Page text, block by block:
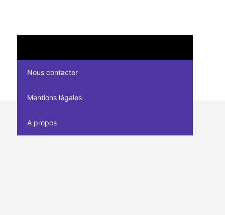
Nous contacter
Mentions légales
A propos